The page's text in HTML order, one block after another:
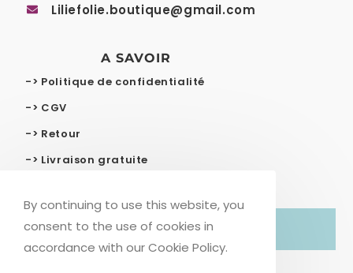
Liliefolie.boutique@gmail.com
A SAVOIR
-> Politique de confidentialité
-> CGV
-> Retour
-> Livraison gratuite
© COPYRIGHT – LILIE FOLIE
By continuing to use this website, you
consent to the use of cookies in
accordance with our Cookie Policy.